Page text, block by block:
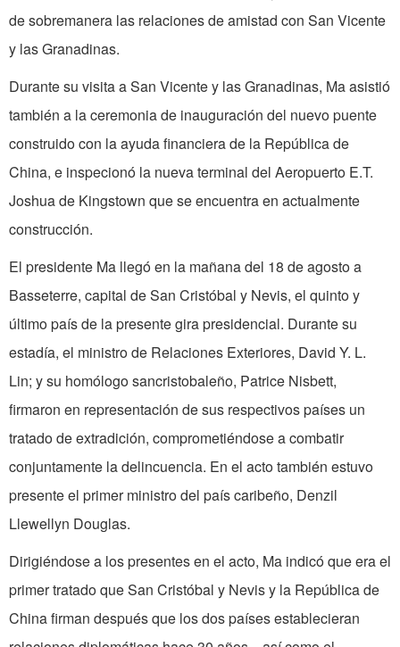
de sobremanera las relaciones de amistad con San Vicente
y las Granadinas.
Durante su visita a San Vicente y las Granadinas, Ma asistió
también a la ceremonia de inauguración del nuevo puente
construido con la ayuda financiera de la República de
China, e inspecionó la nueva terminal del Aeropuerto E.T.
Joshua de Kingstown que se encuentra en actualmente
construcción.
El presidente Ma llegó en la mañana del 18 de agosto a
Basseterre, capital de San Cristóbal y Nevis, el quinto y
último país de la presente gira presidencial. Durante su
estadía, el ministro de Relaciones Exteriores, David Y. L.
Lin; y su homólogo sancristobaleño, Patrice Nisbett,
firmaron en representación de sus respectivos países un
tratado de extradición, comprometiéndose a combatir
conjuntamente la delincuencia. En el acto también estuvo
presente el primer ministro del país caribeño, Denzil
Llewellyn Douglas.
Dirigiéndose a los presentes en el acto, Ma indicó que era el
primer tratado que San Cristóbal y Nevis y la República de
China firman después que los dos países establecieran